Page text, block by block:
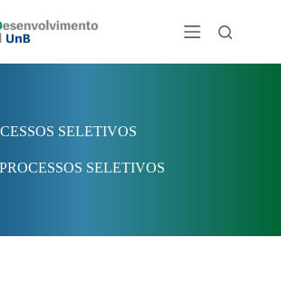
de ferramentas
SELETIVOS
PROCESSOS SELETIVOS